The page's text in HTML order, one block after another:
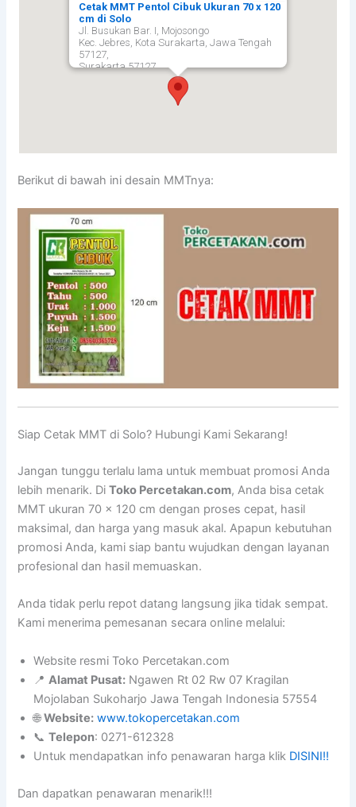
Cetak MMT Pentol Cibuk Ukuran 70 x 120
cm di Solo
Jl. Busukan Bar. I, Mojosongo
Kec. Jebres, Kota Surakarta, Jawa Tengah
57127,
Surakarta 57127
Berikut di bawah ini desain MMTnya:
Siap Cetak MMT di Solo? Hubungi Kami Sekarang!
Jangan tunggu terlalu lama untuk membuat promosi Anda
lebih menarik. DiToko Percetakan.com, Anda bisa cetak
MMT ukuran 70 x 120 cm dengan proses cepat, hasil
maksimal, dan harga yang masuk akal. Apapun kebutuhan
promosi Anda, kami siap bantu wujudkan dengan layanan
profesional dan hasil memuaskan.
Anda tidak perlu repot datang langsung jika tidak sempat.
Kami menerima pemesanan secara online melalui:
Website resmi Toko Percetakan.com
📍 Alamat Pusat: Ngawen Rt 02 Rw 07 Kragilan
Mojolaban Sukoharjo Jawa Tengah Indonesia 57554
🌐Website: www.tokopercetakan.com
📞Telepon: 0271-612328
Untuk mendapatkan info penawaran harga klik DISINI!!
Dan dapatkan penawaran menarik!!!